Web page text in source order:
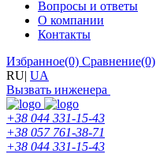
Вопросы и ответы
О компании
Контакты
Избранное(0) Сравнение(0)
RU| UA
Вызвать инженера
+38 044 331-15-43
+38 057 761-38-71
+38 044 331-15-43